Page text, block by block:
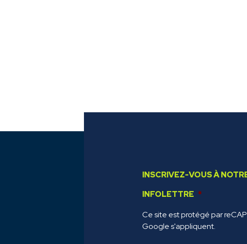
INSCRIVEZ-VOUS À
INFOLETTRE *
Ce site est protégé par
Google s'appliquent.